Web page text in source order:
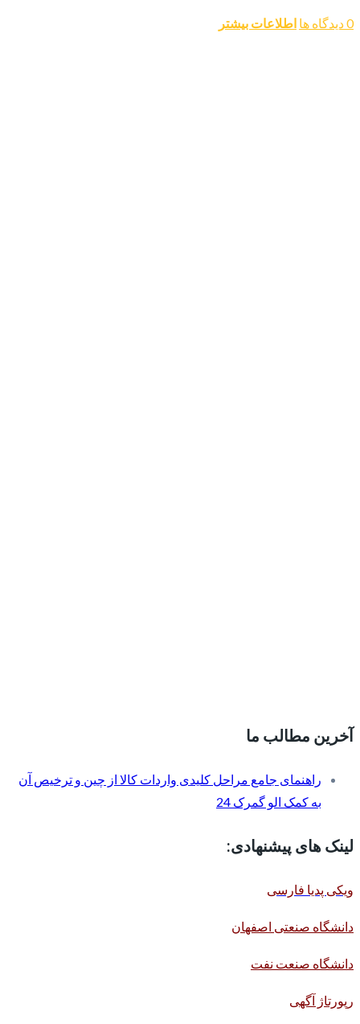
0 دیدگاه ها اطلاعات بیشتر
آخرین مطالب ما
راهنمای جامع مراحل کلیدی واردات کالا از چین و ترخیص آن
به کمک الو گمرک 24
لینک های پیشنهادی:
ویکی پدیا فارسی
دانشگاه صنعتی اصفهان
دانشگاه صنعت نفت
رپورتاژ آگهی